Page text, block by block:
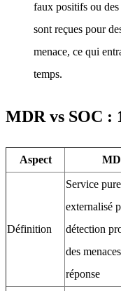
faux positifs ou
sont reçues pour
menace, ce qui
temps.
MDR vs SOC :
Aspect
Définition
Service
externalisé
détection
des
réponse